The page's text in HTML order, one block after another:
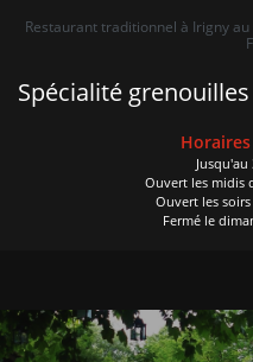
Restaurant traditionnel à Irigny
Spécialité grenouilles
Ouvert les midis
Ouvert les
Fermé le